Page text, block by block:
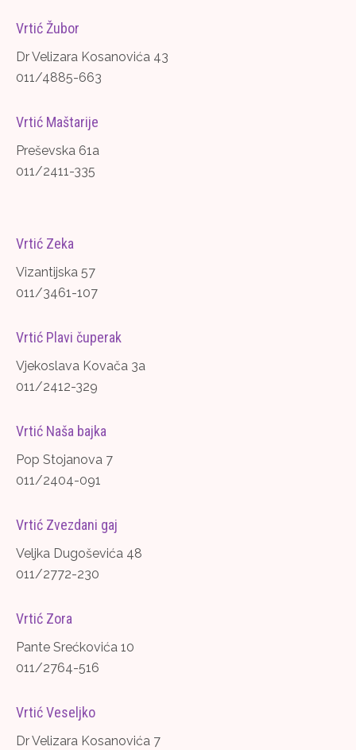
Vrtić Žubor
Dr Velizara Kosanovića 43
011/4885-663
Vrtić Maštarije
Preševska 61a
011/2411-335
Vrtić Zeka
Vizantijska 57
011/3461-107
Vrtić Plavi čuperak
Vjekoslava Kovača 3a
011/2412-329
Vrtić Naša bajka
Pop Stojanova 7
011/2404-091
Vrtić Zvezdani gaj
Veljka Dugoševića 48
011/2772-230
Vrtić Zora
Pante Srećkovića 10
011/2764-516
Vrtić Veseljko
Dr Velizara Kosanovića 7